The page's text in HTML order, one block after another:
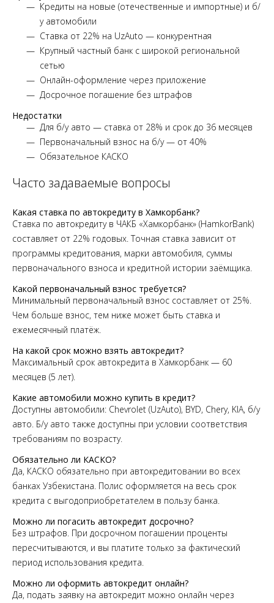
Кредиты на новые (отечественные и импортные) и б/
у автомобили
Ставка от 22% на UzAuto — конкурентная
Крупный частный банк с широкой региональной
сетью
Онлайн-оформление через приложение
Досрочное погашение без штрафов
Недостатки
Для б/у авто — ставка от 28% и срок до 36 месяцев
Первоначальный взнос на б/у — от 40%
Обязательное КАСКО
Часто задаваемые вопросы
Какая ставка по автокредиту в Хамкорбанк?
Ставка по автокредиту в ЧАКБ «Хамкорбанк» (HamkorBank)
составляет от 22% годовых. Точная ставка зависит от
программы кредитования, марки автомобиля, суммы
первоначального взноса и кредитной истории заёмщика.
Какой первоначальный взнос требуется?
Минимальный первоначальный взнос составляет от 25%.
Чем больше взнос, тем ниже может быть ставка и
ежемесячный платёж.
На какой срок можно взять автокредит?
Максимальный срок автокредита в Хамкорбанк — 60
месяцев (5 лет).
Какие автомобили можно купить в кредит?
Доступны автомобили: Chevrolet (UzAuto), BYD, Chery, KIA, б/у
авто. Б/у авто также доступны при условии соответствия
требованиям по возрасту.
Обязательно ли КАСКО?
Да, КАСКО обязательно при автокредитовании во всех
банках Узбекистана. Полис оформляется на весь срок
кредита с выгодоприобретателем в пользу банка.
Можно ли погасить автокредит досрочно?
Без штрафов. При досрочном погашении проценты
пересчитываются, и вы платите только за фактический
период использования кредита.
Можно ли оформить автокредит онлайн?
Да, подать заявку на автокредит можно онлайн через